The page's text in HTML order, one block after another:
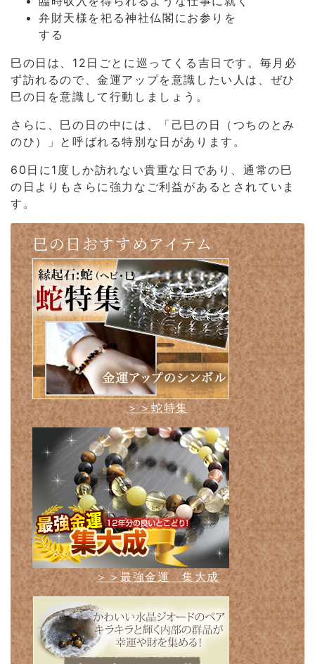
弁財天様を祀る神社仏閣にお参りを
する
巳の日は、12日ごとに巡ってくる吉日です。毎月必
ず訪れるので、金運アップを意識したい人は、ぜひ
巳の日を意識して行動しましょう。
さらに、巳の日の中には、「己巳の日（つちのとみ
のひ）」と呼ばれる特別な日があります。
60日に1度しか訪れない貴重な日であり、通常の巳
の日よりもさらに強力なご利益があるとされていま
す。
巳の日おすすめアイテム
＞＞蛇特集
＞＞最強金運 集大成